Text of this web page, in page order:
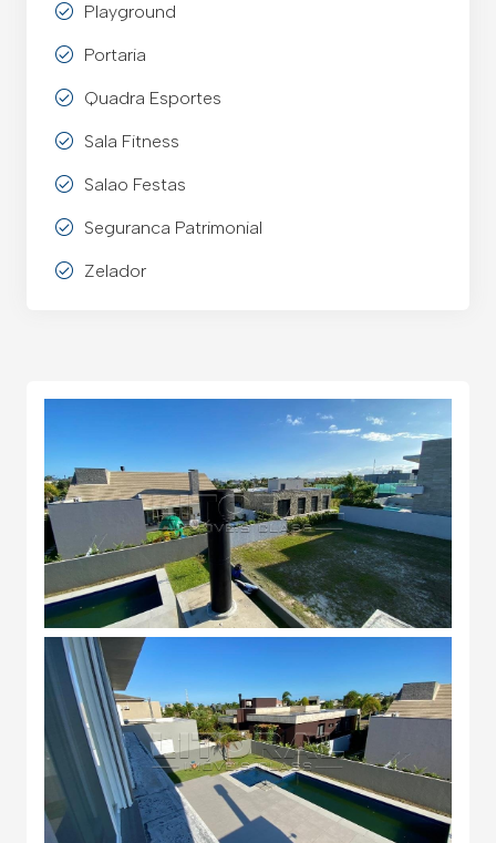
Playground
Portaria
Quadra Esportes
Sala Fitness
Salao Festas
Seguranca Patrimonial
Zelador